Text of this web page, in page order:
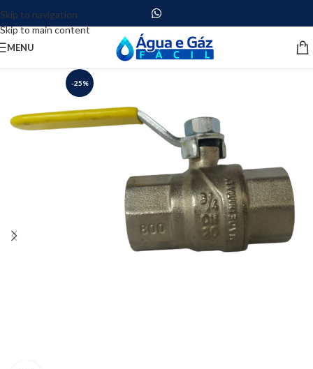
Skip to navigation
Skip to main content
MENU
-25%